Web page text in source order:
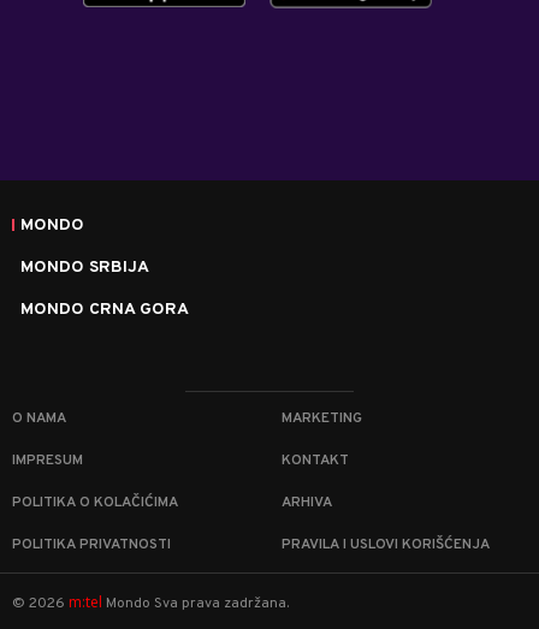
MONDO
MONDO SRBIJA
MONDO CRNA GORA
O NAMA MARKETING
IMPRESUM KONTAKT
POLITIKA O KOLAČIĆIMA ARHIVA
POLITIKA PRIVATNOSTI PRAVILA I USLOVI KORIŠĆENJA
© 2026 m:tel Mondo Sva prava zadržana.